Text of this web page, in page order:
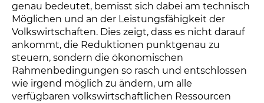
genau bedeutet, bemisst sich dabei am technisch
Möglichen und an der Leistungsfähigkeit der
Volkswirtschaften. Dies zeigt, dass es nicht darauf
ankommt, die Reduktionen punktgenau zu
steuern, sondern die ökonomischen
Rahmenbedingungen so rasch und entschlossen
wie irgend möglich zu ändern, um alle
verfügbaren volkswirtschaftlichen Ressourcen